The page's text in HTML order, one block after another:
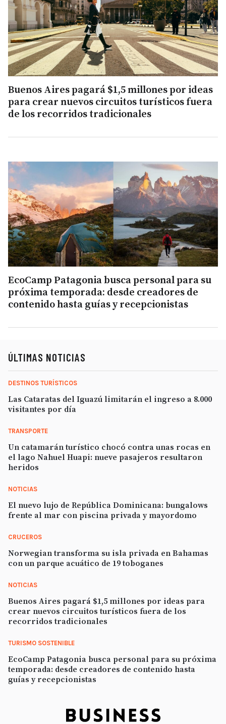
Buenos Aires pagará $1,5 millones por ideas
para crear nuevos circuitos turísticos fuera
de los recorridos tradicionales
EcoCamp Patagonia busca personal para su
próxima temporada: desde creadores de
contenido hasta guías y recepcionistas
ÚLTIMAS NOTICIAS
DESTINOS TURÍSTICOS
Las Cataratas del Iguazú limitarán el ingreso a 8.000
visitantes por día
TRANSPORTE
Un catamarán turístico chocó contra unas rocas en
el lago Nahuel Huapi: nueve pasajeros resultaron
heridos
NOTICIAS
El nuevo lujo de República Dominicana: bungalows
frente al mar con piscina privada y mayordomo
CRUCEROS
Norwegian transforma su isla privada en Bahamas
con un parque acuático de 19 toboganes
NOTICIAS
Buenos Aires pagará $1,5 millones por ideas para
crear nuevos circuitos turísticos fuera de los
recorridos tradicionales
TURISMO SOSTENIBLE
EcoCamp Patagonia busca personal para su próxima
temporada: desde creadores de contenido hasta
guías y recepcionistas